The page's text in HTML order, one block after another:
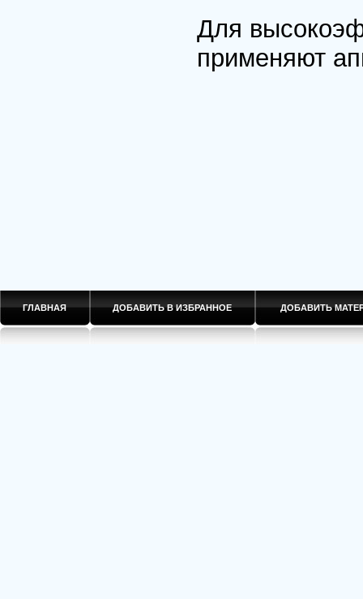
Для
применяют
ГЛАВНАЯ ДОБАВИТЬ В ИЗБРАННОЕ ДОБАВИТЬ